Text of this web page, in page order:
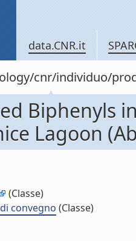
data.CNR.it
cnr/individuo/
Biphenyls
Lagoon
(Classe)
convegno (Classe)